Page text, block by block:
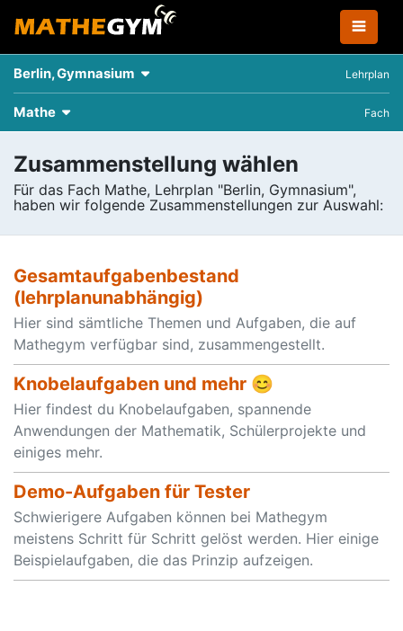
Lehrplan
Berlin, Gymnasium
Fach
Mathe
Zusammenstellung wählen
Für das Fach Mathe, Lehrplan "Berlin, Gymnasium",
haben wir folgende Zusammenstellungen zur Auswahl:
Gesamtaufgabenbestand
(lehrplanunabhängig)
Hier sind sämtliche Themen und Aufgaben, die auf
Mathegym verfügbar sind, zusammengestellt.
Knobelaufgaben und mehr 😊
Hier findest du Knobelaufgaben, spannende
Anwendungen der Mathematik, Schülerprojekte und
einiges mehr.
Demo-Aufgaben für Tester
Schwierigere Aufgaben können bei Mathegym
meistens Schritt für Schritt gelöst werden. Hier einige
Beispielaufgaben, die das Prinzip aufzeigen.